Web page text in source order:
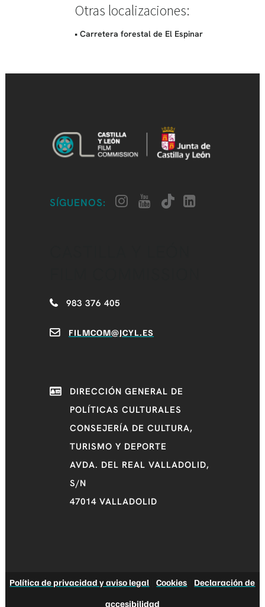
Otras localizaciones:
• Carretera forestal de El Espinar
SÍGUENOS:
983 376 405
FILMCOM@JCYL.ES
DIRECCIÓN GENERAL DE
POLÍTICAS CULTURALES
CONSEJERÍA DE CULTURA,
TURISMO Y DEPORTE
AVDA. DEL REAL VALLADOLID,
S/N
47014 VALLADOLID
Política de privacidad y aviso legal |Cookies
Declaración de
accesibilidad